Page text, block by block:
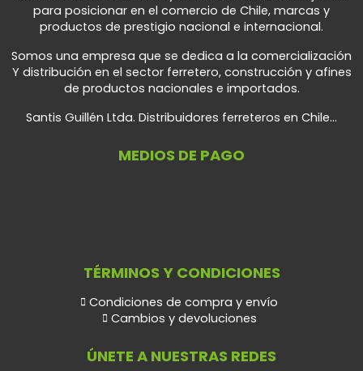
para posicionar en el comercio de Chile, marcas y
productos de prestigio nacional e internacional.
Somos una empresa que se dedica a la comercialización
Y distribución en el sector ferretero, construcción y afines
de productos nacionales e importados.
Santis Guillén Ltda. Distribuidores ferreteros en Chile...
MEDIOS DE PAGO
TÉRMINOS Y CONDICIONES
Condiciones de compra y envío
Cambios y devoluciones
ÚNETE A NUESTRAS REDES